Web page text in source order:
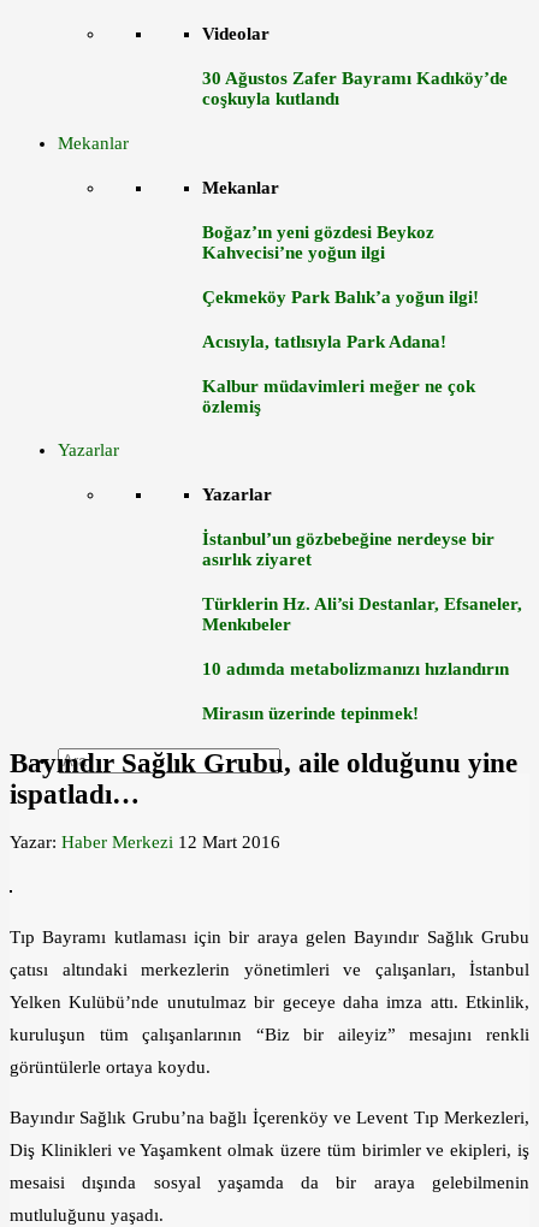
Videolar
30 Ağustos Zafer Bayramı Kadıköy’de
coşkuyla kutlandı
Mekanlar
Mekanlar
Boğaz’ın yeni gözdesi Beykoz
Kahvecisi’ne yoğun ilgi
Çekmeköy Park Balık’a yoğun ilgi!
Acısıyla, tatlısıyla Park Adana!
Kalbur müdavimleri meğer ne çok
özlemiş
Yazarlar
Yazarlar
İstanbul’un gözbebeğine nerdeyse bir
asırlık ziyaret
Türklerin Hz. Ali’si Destanlar, Efsaneler,
Menkıbeler
10 adımda metabolizmanızı hızlandırın
Mirasın üzerinde tepinmek!
Bayındır Sağlık Grubu, aile olduğunu yine
ispatladı…
Yazar: Haber Merkezi 12 Mart 2016
Tıp Bayramı kutlaması için bir araya gelen Bayındır Sağlık Grubu
çatısı altındaki merkezlerin yönetimleri ve çalışanları, İstanbul
Yelken Kulübü’nde unutulmaz bir geceye daha imza attı. Etkinlik,
kuruluşun tüm çalışanlarının “Biz bir aileyiz” mesajını renkli
görüntülerle ortaya koydu.
Bayındır Sağlık Grubu’na bağlı İçerenköy ve Levent Tıp Merkezleri,
Diş Klinikleri ve Yaşamkent olmak üzere tüm birimler ve ekipleri, iş
mesaisi dışında sosyal yaşamda da bir araya gelebilmenin
mutluluğunu yaşadı.